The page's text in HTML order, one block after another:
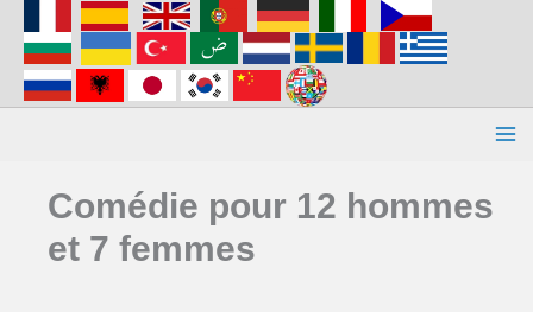
contenu
Comédie pour 12 hommes
et 7 femmes